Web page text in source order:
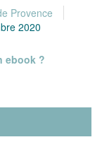
Provence
2020
ebook ?